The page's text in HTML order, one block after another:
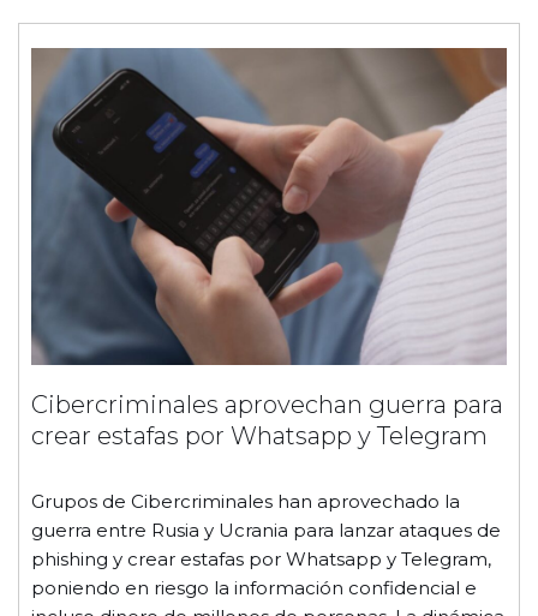
Cibercriminales aprovechan guerra para
crear estafas por Whatsapp y Telegram
Grupos de Cibercriminales han aprovechado la
guerra entre Rusia y Ucrania para lanzar ataques de
phishing y crear estafas por Whatsapp y Telegram,
poniendo en riesgo la información confidencial e